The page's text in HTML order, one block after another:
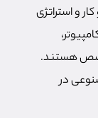
و استراتژی
هستند.
در